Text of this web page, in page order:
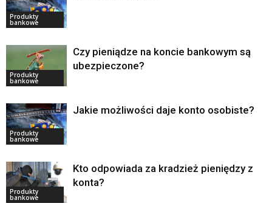
Produkty
bankowe
Produkty
bankowe
Czy pieniądze na koncie bankowym są
ubezpieczone?
Produkty
bankowe
Jakie możliwości daje konto osobiste?
Produkty
bankowe
Kto odpowiada za kradzież pieniędzy z
konta?